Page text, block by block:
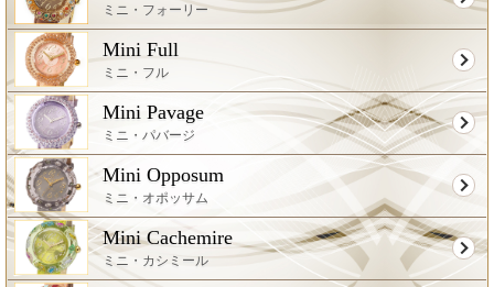
ミニ・フォーリー
Mini Full
ミニ・フル
Mini Pavage
ミニ・パバージ
Mini Opposum
ミニ・オポッサム
Mini Cachemire
ミニ・カシミール